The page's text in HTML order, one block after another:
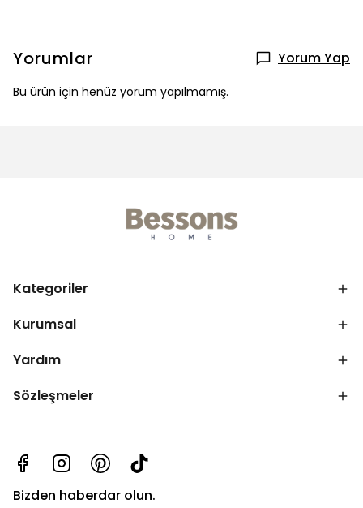
Yorumlar Yorum Yap
Bu ürün için henüz yorum yapılmamış.
Kategoriler
Kurumsal
Yardım
Sözleşmeler
Bizden haberdar olun.